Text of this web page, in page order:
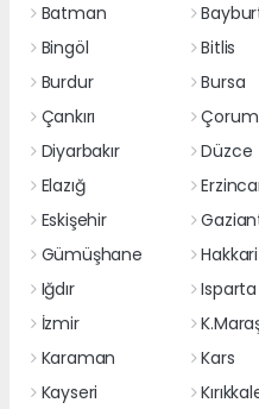
Batman
Bingöl
Bitlis
Burdur
Bursa
Çankırı
Çorum
Diyarbakır
Düzce
Elazığ
Eskişehir
Gümüşhane
Hakkari
Iğdır
Isparta
İzmir
Karaman
Kars
Kayseri